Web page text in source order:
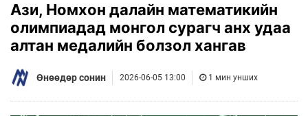
Ази, Номхон далайн математикийн
олимпиадад монгол сурагч анх удаа
алтан медалийн болзол хангав
Өнөөдөр сонин 2026-06-05 13:00 1 мин унших